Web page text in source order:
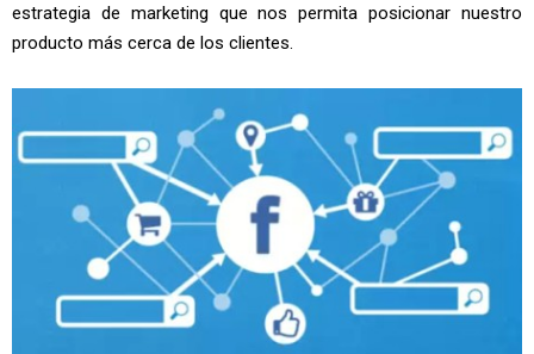
estrategia de marketing que nos permita posicionar nuestro
producto más cerca de los clientes.